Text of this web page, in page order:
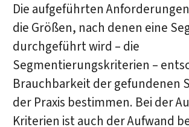
Die aufgeführten
die Größen, nach denen eine
durchgeführt wird – die
Segmentierungskriterien –
Brauchbarkeit der gefundenen
der Praxis bestimmen. Bei der
Kriterien ist auch der Aufwand